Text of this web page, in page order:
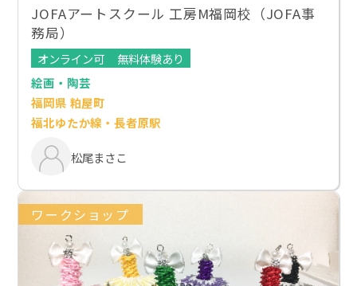
JOFAアートスクール 工房M福岡校（JOFA事
務局）
オンライン可
無料体験あり
絵画・陶芸
福岡県 粕屋町
福北ゆたか線・長者原駅
松尾まさこ
ワークショップ